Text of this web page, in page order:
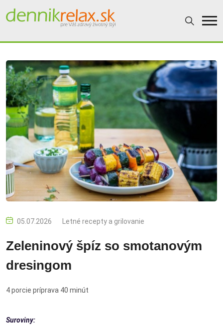
05.07.2026 Letné recepty a grilovanie
Zeleninový špíz so smotanovým
dresingom
4 porcie príprava 40 minút
Suroviny: